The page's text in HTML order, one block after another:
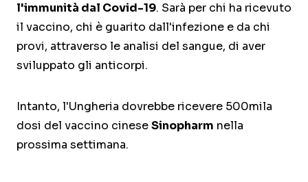
l'immunità dal Covid-19. Sarà per chi ha ricevuto
il vaccino, chi è guarito dall'infezione e da chi
provi, attraverso le analisi del sangue, di aver
sviluppato gli anticorpi.
Intanto, l'Ungheria dovrebbe ricevere 500mila
dosi del vaccino cineseSinopharm nella
prossima settimana.